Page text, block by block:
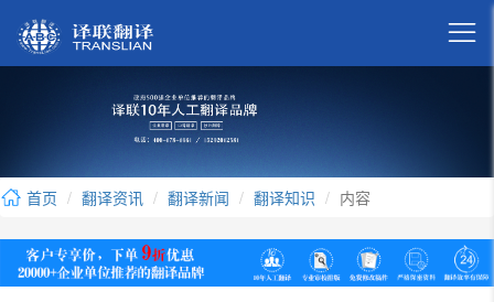

首页 翻译资讯 翻译新闻 翻译知识 内容